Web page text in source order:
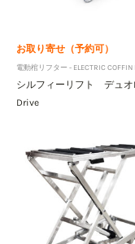
お取り寄せ（予約可）
電動棺リフター - ELECTRIC COFFIN
シルフィーリフト デュオ
Drive